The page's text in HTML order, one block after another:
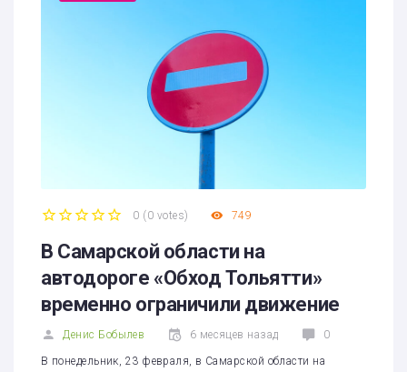
0 (0 votes) 749
В Самарской области на
автодороге «Обход Тольятти»
временно ограничили движение
Денис Бобылев 6 месяцев назад 0
В понедельник, 23 февраля, в Самарской области на